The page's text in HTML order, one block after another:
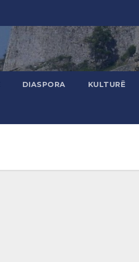
DIASPORA KULTURË